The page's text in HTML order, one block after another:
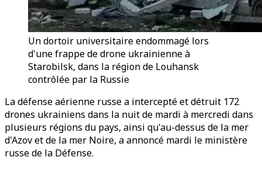
Un dortoir universitaire endommagé lors
d'une frappe de drone ukrainienne à
Starobilsk, dans la région de Louhansk
contrôlée par la Russie
La défense aérienne russe a intercepté et détruit 172
drones ukrainiens dans la nuit de mardi à mercredi dans
plusieurs régions du pays, ainsi qu'au-dessus de la mer
d'Azov et de la mer Noire, a annoncé mardi le ministère
russe de la Défense.